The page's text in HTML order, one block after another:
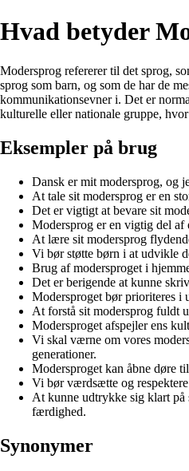
Hvad betyder
Modersprog refererer til det sprog,
sprog som barn, og som de har de
kommunikationsevner i. Det er
kulturelle eller nationale gruppe,
Eksempler på brug
Dansk er mit modersprog, og
At tale sit modersprog er en
Det er vigtigt at bevare sit
Modersprog er en vigtig del af
At lære sit modersprog
Vi bør støtte børn i at udvikle
Brug af modersproget i
Det er berigende at kunne
Modersproget bør prioriteres i
At forstå sit modersprog fuldt
Modersproget afspejler ens
Vi skal værne om vores
generationer.
Modersproget kan åbne døre
Vi bør værdsætte og
At kunne udtrykke sig klart på
færdighed.
Synonymer